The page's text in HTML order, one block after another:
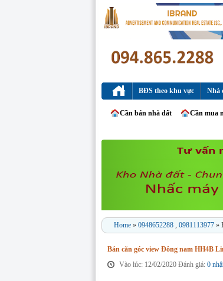
BĐS theo khu vực Nhà
Cần bán nhà đất Cần mua
Home » 0948652288 , 0981113977 »
Bán căn góc view Đông nam HH4B
Vào lúc: 12/02/2020 Đánh giá: 0